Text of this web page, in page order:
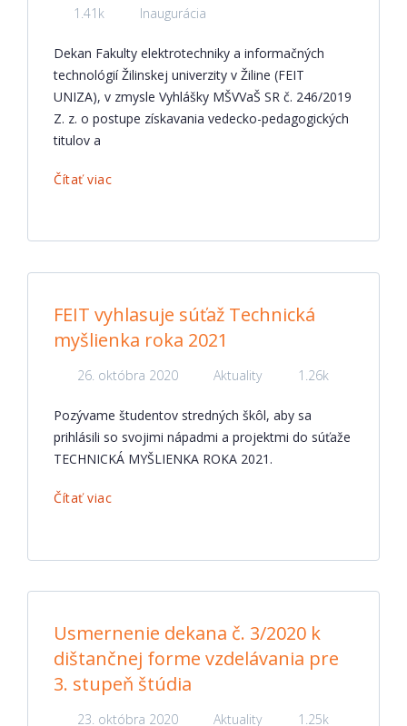
1.41k
Inaugurácia
Dekan Fakulty elektrotechniky a informačných
technológií Žilinskej univerzity v Žiline (FEIT
UNIZA), v zmysle Vyhlášky MŠVVaŠ SR č. 246/2019
Z. z. o postupe získavania vedecko-pedagogických
titulov a
Čítať viac
FEIT vyhlasuje súťaž Technická
myšlienka roka 2021
26. októbra 2020 Aktuality 1.26k
Pozývame študentov stredných škôl, aby sa
prihlásili so svojimi nápadmi a projektmi do súťaže
TECHNICKÁ MYŠLIENKA ROKA 2021.
Čítať viac
Usmernenie dekana č. 3/2020 k
dištančnej forme vzdelávania pre
3. stupeň štúdia
23. októbra 2020 Aktuality 1.25k